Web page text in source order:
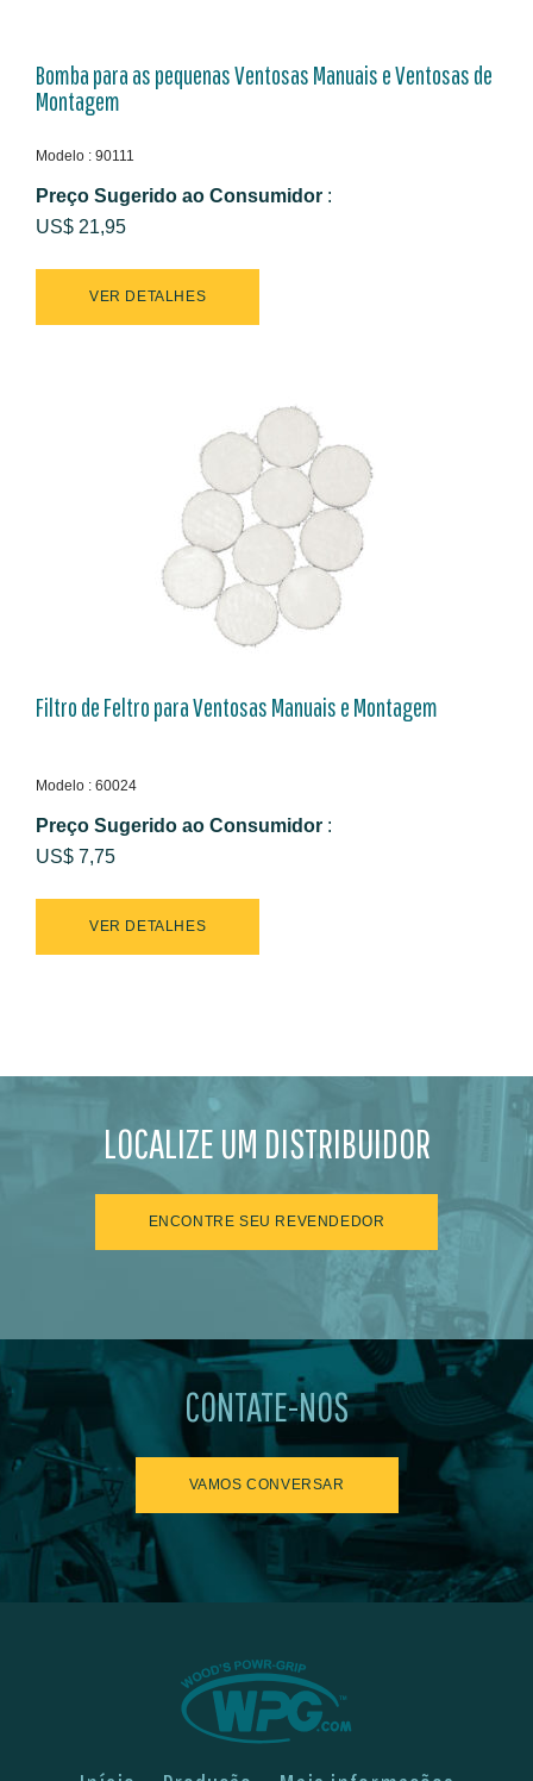
Bomba para as pequenas Ventosas Manuais e Ventosas de
Montagem
Modelo : 90111
Preço Sugerido ao Consumidor :
US$ 21,95
VER DETALHES
Filtro de Feltro para Ventosas Manuais e Montagem
Modelo : 60024
Preço Sugerido ao Consumidor :
US$ 7,75
VER DETALHES
LOCALIZE UM DISTRIBUIDOR
ENCONTRE SEU REVENDEDOR
CONTATE-NOS
VAMOS CONVERSAR